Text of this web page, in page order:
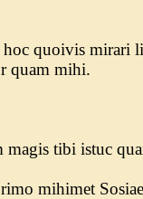
hoc quoivis mirari
quam mihi.
tibi istuc
mihimet